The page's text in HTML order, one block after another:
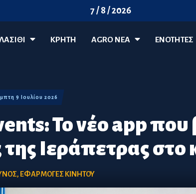
7 / 8 / 2026
ΚΡΗΤΗ AGRO ΝΈΑ ΕΝΟΤΗΤΕΣ
Το νέο app που
Ιεράπετρας στο
9 Ιουλίου 2026
, ΕΦΑΡΜΟΓΕΣ ΚΙΝΗΤΟΥ